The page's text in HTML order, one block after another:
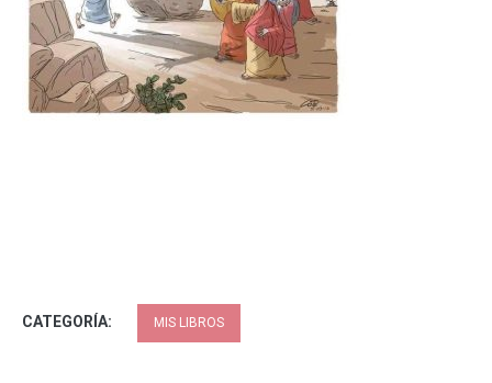
CATEGORÍA: MIS LIBROS